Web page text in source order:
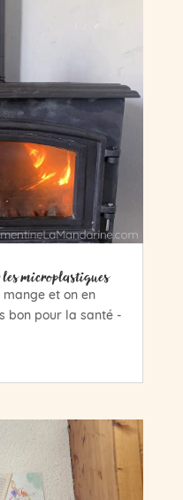
les microplastiques
et on en
bon pour la santé -